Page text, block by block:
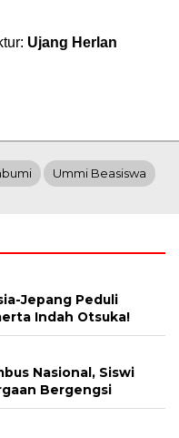
Ujang Herlan
Ummi Beasiswa
Jepang Peduli
Indah Otsuka!
Nasional, Siswi
Bergengsi